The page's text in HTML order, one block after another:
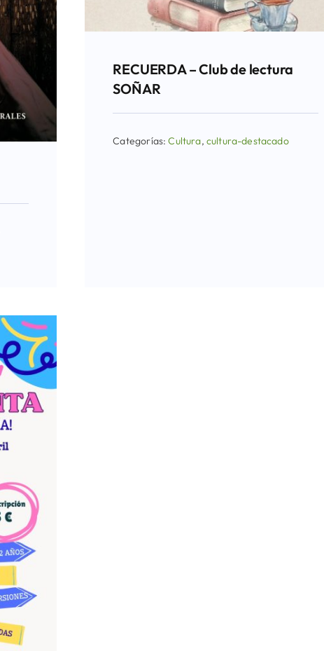
RECUERDA – Club de lectura
SOÑAR
Categorías:Cultura, cultura-destacado